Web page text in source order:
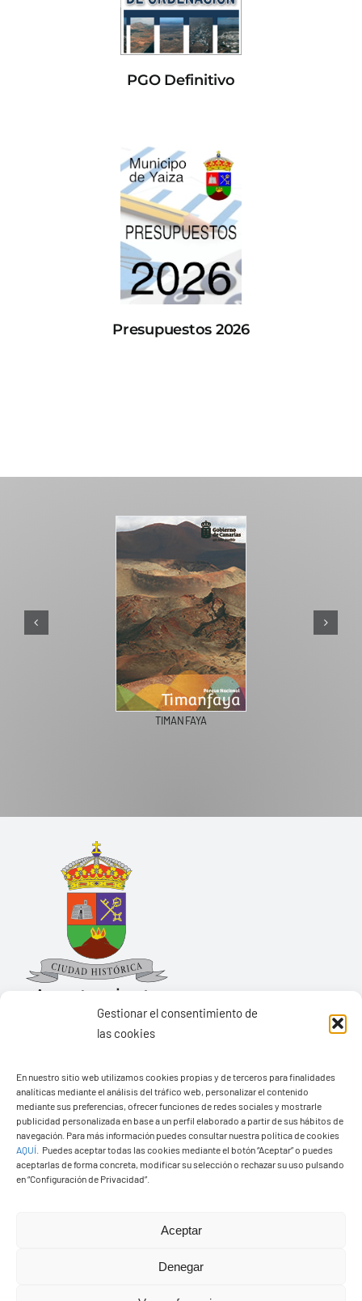
Gestionar el consentimiento de
las cookies
En nuestro sitio web utilizamos cookies propias y de terceros para finalidades
analíticas mediante el análisis del tráfico web, personalizar el contenido
mediante sus preferencias, ofrecer funciones de redes sociales y mostrarle
publicidad personalizada en base a un perfil elaborado a partir de sus hábitos de
navegación. Para más información puedes consultar nuestra política de cookies
AQUÍ
Puedes aceptar todas las cookies mediante el botón “Aceptar” o puedes
aceptarlas de forma concreta, modificar su selección o rechazar su uso pulsando
en “Configuración de Privacidad”.
Aceptar
Denegar
PGO Definitivo
Presupuestos 2026
TIMANFAYA
Pza. de Los Remedios, 1
35570 – Yaiza
Tel:928 83 62 20
© Copyright2026 Ayuntamiento de Yaiza - Todos los
derechos reservads